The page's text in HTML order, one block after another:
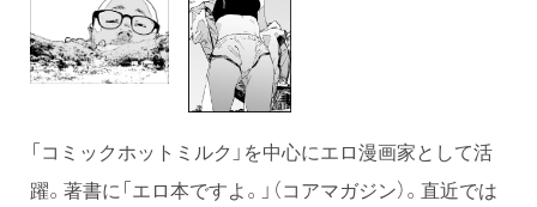
「コミックホットミルク」を中心にエロ漫画家として活
躍。著書に「エロ本ですよ。」（コアマガジン）。直近では